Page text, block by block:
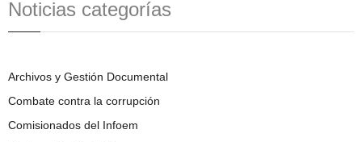
Noticias categorías
Archivos y Gestión Documental
Combate contra la corrupción
Comisionados del Infoem